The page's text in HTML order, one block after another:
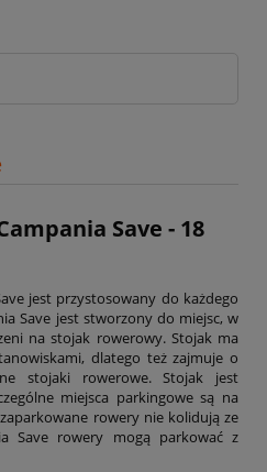
Save - 18
jest przystosowany do każdego
Save jest stworzony do miejsc, w
na stojak rowerowy. Stojak ma
dlatego też zajmuje o
stojaki rowerowe. Stojak jest
miejsca parkingowe są na
rowery nie kolidują ze
Save rowery mogą parkować z